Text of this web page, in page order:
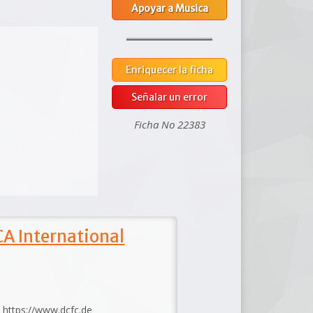
Apoyar a Musica
Enriquecer la ficha
Señalar un error
Ficha No 22383
International
https://www.dcfc.de